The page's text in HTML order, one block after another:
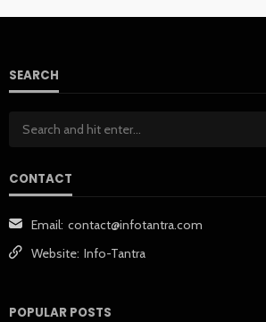
SEARCH
CONTACT
Email: contact@infotantra.com
Website: Info-Tantra
POPULAR POSTS